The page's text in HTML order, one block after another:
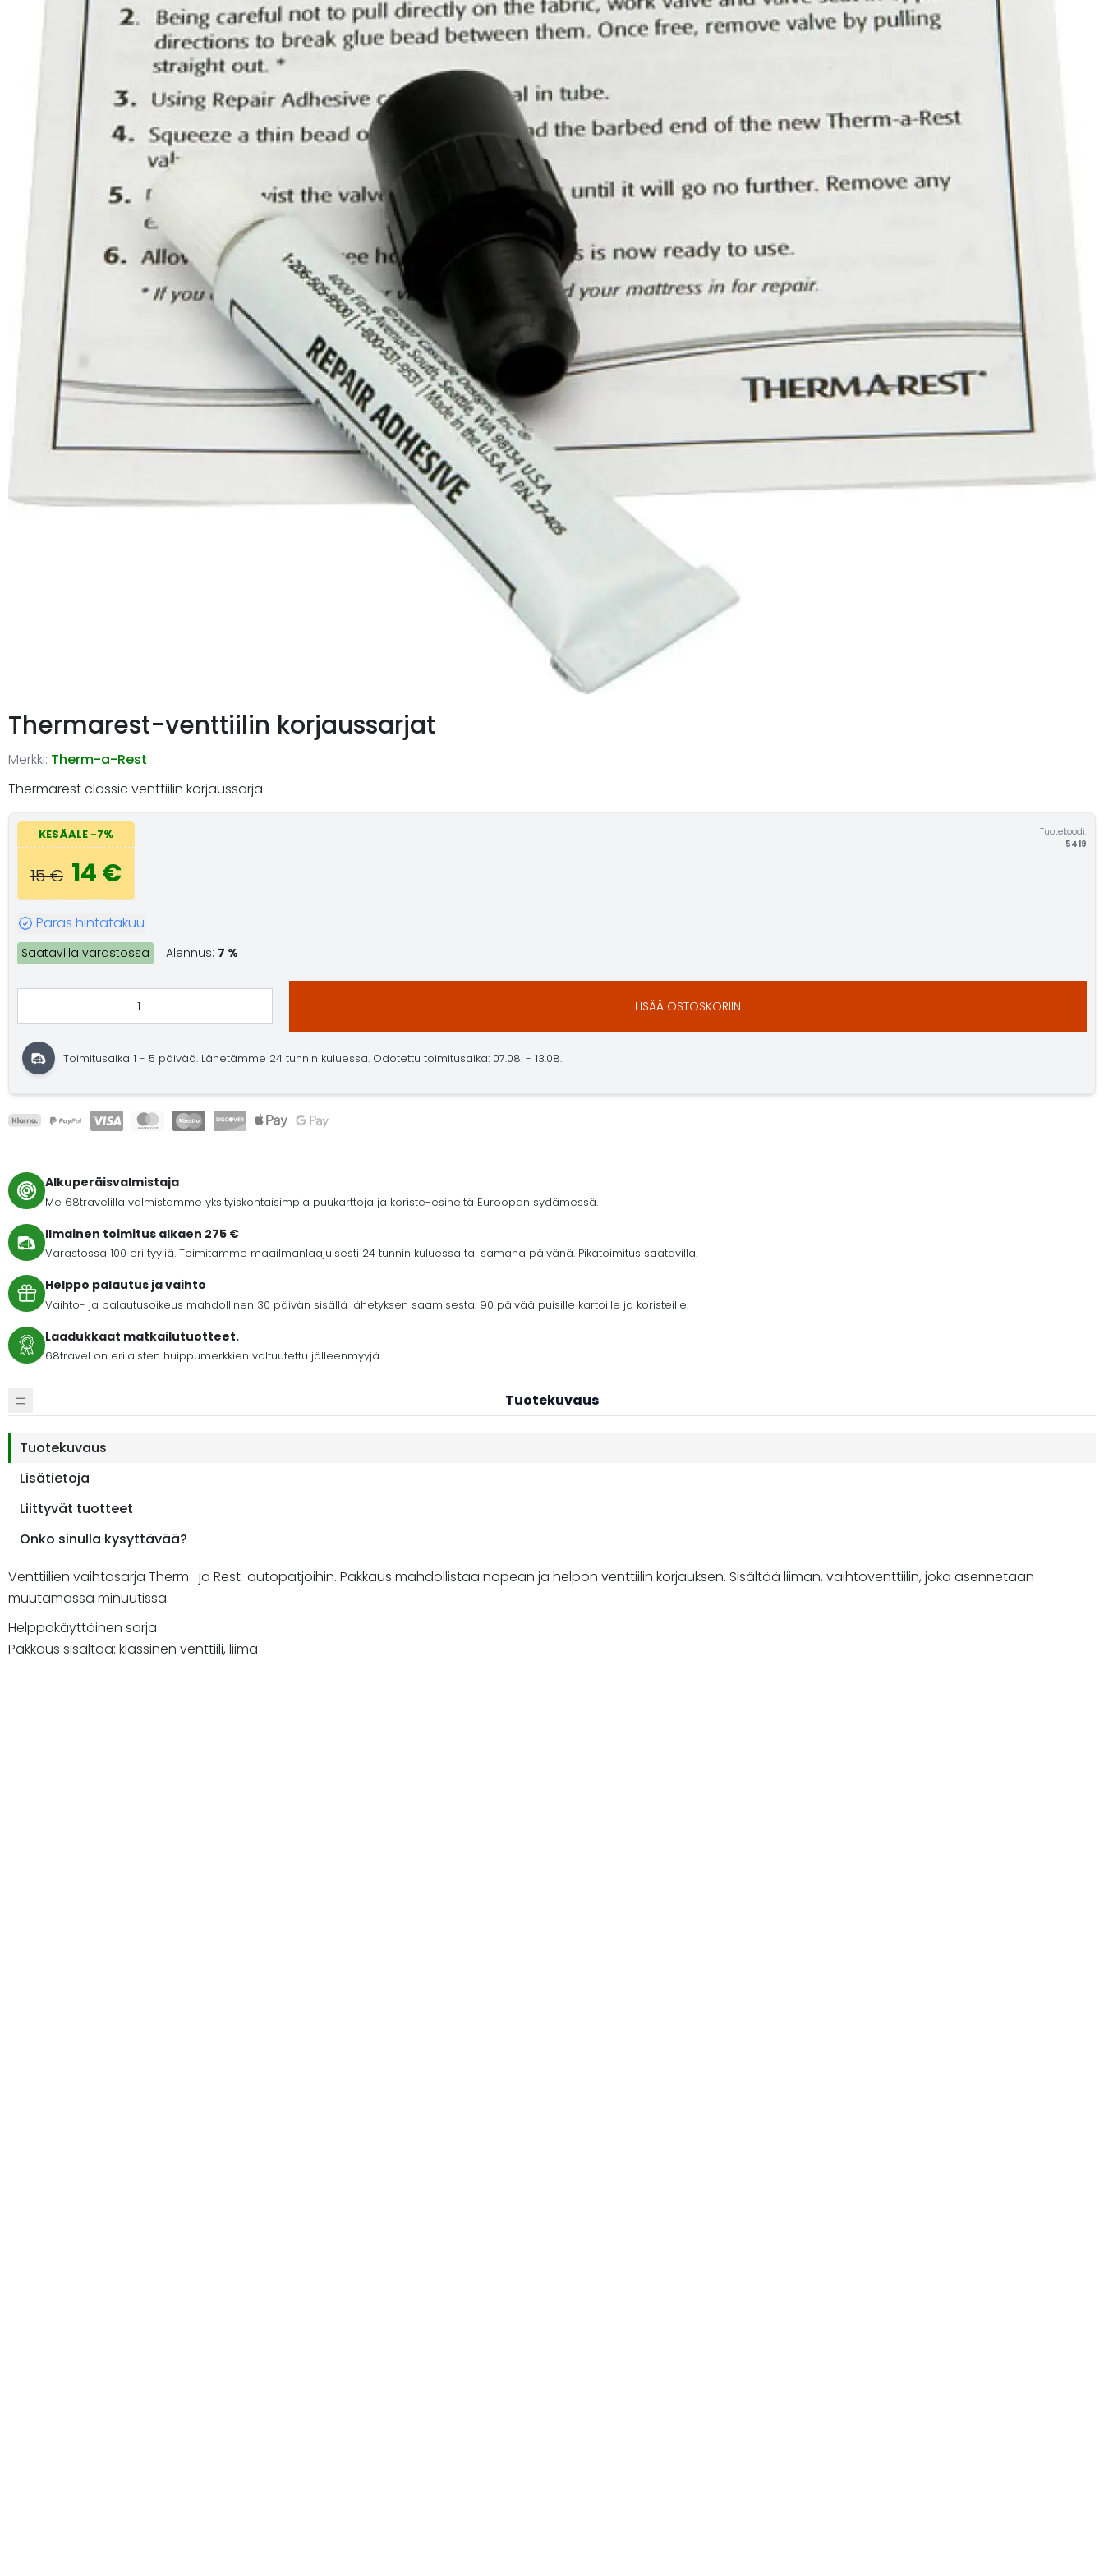
Thermarest-venttiilin korjaussarjat
Merkki: Therm-a-Rest
Thermarest classic venttiilin korjaussarja.
KESÄALE -7%
15 € 14 €
Tuotekoodi:
5419
Paras hintatakuu
Saatavilla varastossa Alennus: 7 %
LISÄÄ OSTOSKORIIN
Toimitusaika 1 - 5 päivää. Lähetämme 24 tunnin kuluessa. Odotettu toimitusaika: 07.08. - 13.08.
Alkuperäisvalmistaja
Me 68travelilla valmistamme yksityiskohtaisimpia puukarttoja ja koriste-esineitä Euroopan sydämessä.
Ilmainen toimitus alkaen 275 €
Varastossa 100 eri tyyliä. Toimitamme maailmanlaajuisesti 24 tunnin kuluessa tai samana päivänä. Pikatoimitus saatavilla.
Helppo palautus ja vaihto
Vaihto- ja palautusoikeus mahdollinen 30 päivän sisällä lähetyksen saamisesta. 90 päivää puisille kartoille ja koristeille.
Laadukkaat matkailutuotteet.
68travel on erilaisten huippumerkkien valtuutettu jälleenmyyjä.
Tuotekuvaus
Tuotekuvaus
Lisätietoja
Liittyvät tuotteet
Onko sinulla kysyttävää?
Venttiilien vaihtosarja Therm- ja Rest-autopatjoihin. Pakkaus mahdollistaa nopean ja helpon venttiilin korjauksen. Sisältää liiman, vaihtoventtiilin, joka asennetaan
muutamassa minuutissa.
Helppokäyttöinen sarja
Pakkaus sisältää: klassinen venttiili, liima